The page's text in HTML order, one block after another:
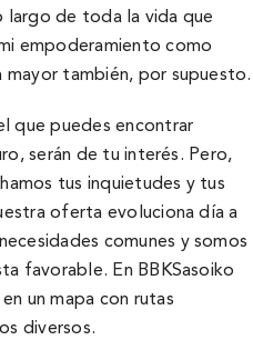
largo de toda la vida que
empoderamiento como
también, por supuesto.
que puedes encontrar
serán de tu interés. Pero,
tus inquietudes y tus
oferta evoluciona dí­a a
comunes y somos
favorable. En BBKSasoiko
un mapa con rutas
diversos.